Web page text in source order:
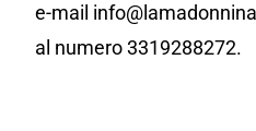
e-mail
al numero 3319288272.